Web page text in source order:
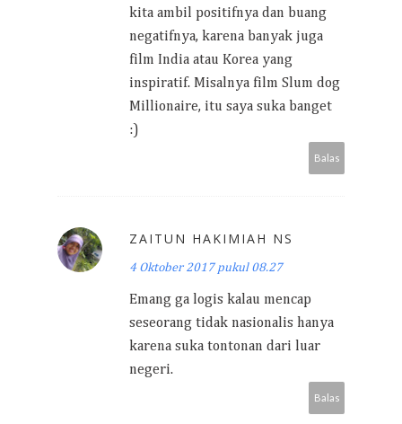
kita ambil positifnya dan buang
negatifnya, karena banyak juga
film India atau Korea yang
inspiratif. Misalnya film Slum dog
Millionaire, itu saya suka banget
:)
Balas
ZAITUN HAKIMIAH NS
4 Oktober 2017 pukul 08.27
Emang ga logis kalau mencap
seseorang tidak nasionalis hanya
karena suka tontonan dari luar
negeri.
Balas